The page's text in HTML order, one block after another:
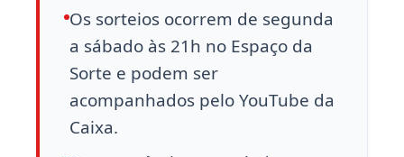
Os sorteios ocorrem de segunda
a sábado às 21h no Espaço da
Sorte e podem ser
acompanhados pelo YouTube da
Caixa.